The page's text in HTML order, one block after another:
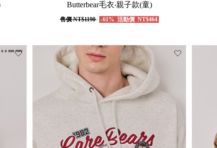
Butterbear毛衣‧親子款(童)
售價NT$1190 -61% 活動價NT$464